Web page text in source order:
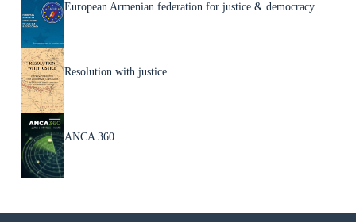
European Armenian federation for justice & democracy
Resolution with justice
ANCA 360